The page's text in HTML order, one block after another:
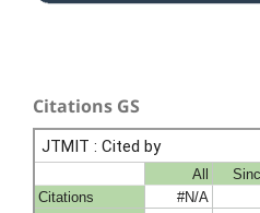
Citations GS